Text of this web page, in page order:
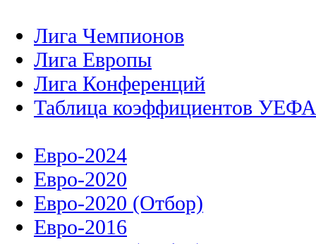
Лига Чемпионов
Лига Европы
Лига Конференций
Таблица коэффициентов УЕФА
Евро-2024
Евро-2020
Евро-2020 (Отбор)
Евро-2016